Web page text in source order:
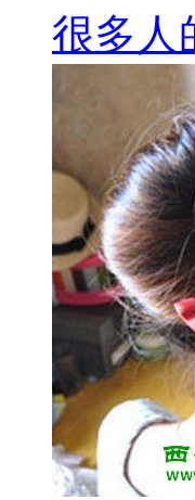
很多人